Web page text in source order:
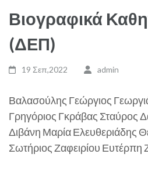
Βιογραφικά
(ΔΕΠ)
19 Σεπ,2022 admin
Βαλασούλης Γεώργιος
Γρηγόριος Γκράβας Σταύρος
Διβάνη Μαρία Ελευθεριάδης
Σωτήριος Ζαφειρίου Ευτέρπη